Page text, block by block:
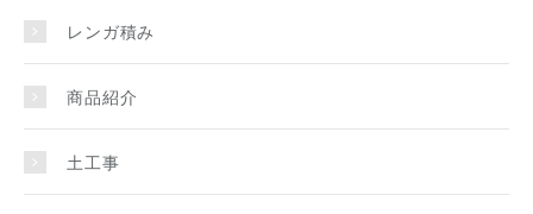
レンガ積み
商品紹介
土工事